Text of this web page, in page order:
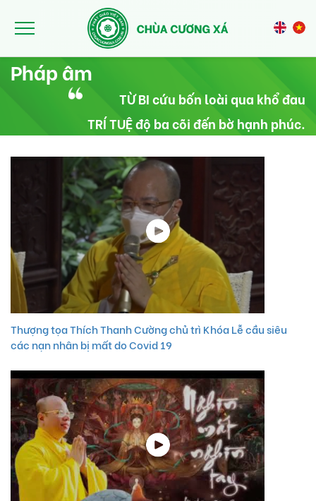
Pháp âm
TỪ BI cứu bốn loài qua khổ đau
TRÍ TUỆ độ ba cõi đến bờ hạnh phúc.
Thượng tọa Thích Thanh Cường chủ trì Khóa Lễ cầu siêu
các nạn nhân bị mất do Covid 19